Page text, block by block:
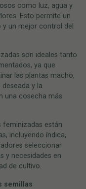
como luz, agua y
Esto permite un
un mejor control del
son ideales tanto
ya que
las plantas macho,
y la
una cosecha más
feminizadas están
incluyendo índica,
seleccionar
y necesidades en
de cultivo.
semillas